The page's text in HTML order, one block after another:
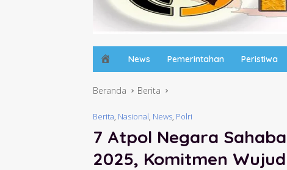
o
e
News Pemerintahan Peristiwa
Beranda Berita
Berita, Nasional, News, Polri
7 Atpol Negara
2025, Komitmen